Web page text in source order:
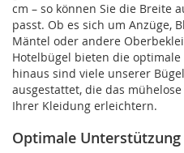
cm – so können Sie die Breite
passt. Ob es sich um Anzüge,
Mäntel oder andere
Hotelbügel bieten die
hinaus sind viele unserer
ausgestattet, die das
Ihrer Kleidung erleichtern.
Optimale